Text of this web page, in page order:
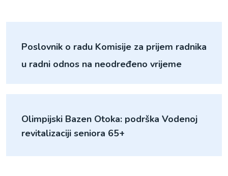
Poslovnik o radu Komisije za prijem radnika
u radni odnos na neodređeno vrijeme
Olimpijski Bazen Otoka: podrška Vodenoj
revitalizaciji seniora 65+